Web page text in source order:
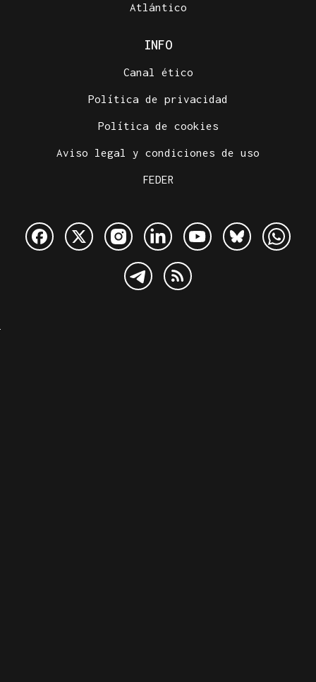
Atlántico
INFO
Canal ético
Política de privacidad
Política de cookies
Aviso legal y condiciones de uso
FEDER